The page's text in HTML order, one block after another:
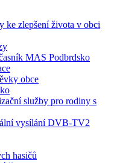
ke zlepšení života v obci
MAS Podbrdsko
obce
služby pro rodiny s
vysílání DVB-TV2
hasičů